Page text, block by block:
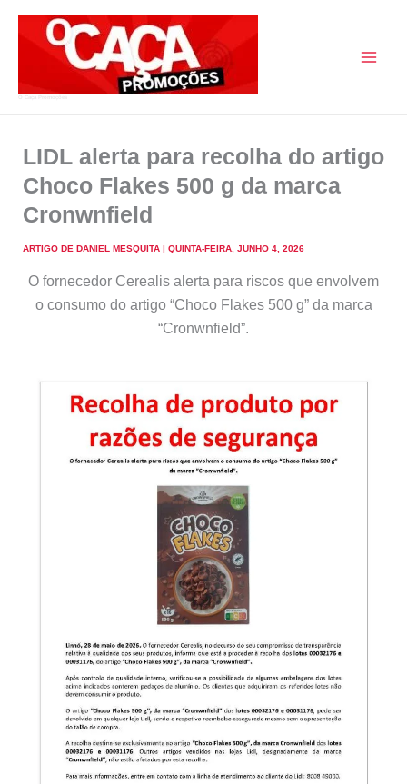
LIDL alerta para recolha do artigo
Choco Flakes 500 g da marca
Cronwnfield
ARTIGO DE DANIEL MESQUITA | QUINTA-FEIRA, JUNHO 4, 2026
O fornecedor Cerealis alerta para riscos que envolvem
o consumo do artigo “Choco Flakes 500 g” da marca
“Cronwnfield”.